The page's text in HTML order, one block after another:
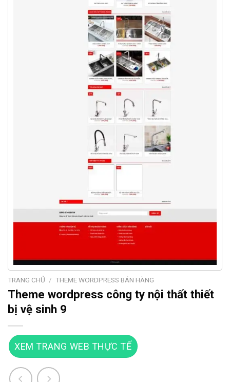
TRANG CHỦ / THEME WORDPRESS BÁN HÀNG
Theme wordpress công ty nội thất thiết
bị vệ sinh 9
XEM TRANG WEB THỰC TẾ